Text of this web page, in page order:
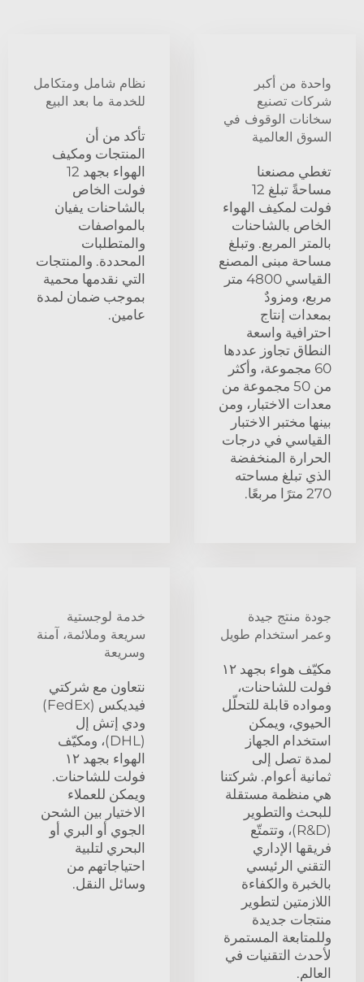
واحدة من أكبر
شركات تصنيع
سخانات الوقوف في
السوق العالمية
تغطي مصنعنا
مساحةً تبلغ 12
فولت لمكيف الهواء
الخاص بالشاحنات
بالمتر المربع. وتبلغ
مساحة مبنى المصنع
القياسي 4800 متر
مربع، ومزودٌ
بمعدات إنتاج
احترافية واسعة
النطاق تجاوز عددها
60 مجموعة، وأكثر
من 50 مجموعة من
معدات الاختبار، ومن
بينها مختبر الاختبار
القياسي في درجات
الحرارة المنخفضة
الذي تبلغ مساحته
270 مترًا مربعًا.
نظام شامل ومتكامل
للخدمة ما بعد البيع
تأكد من أن
المنتجات ومكيف
الهواء بجهد 12
فولت الخاص
بالشاحنات يفيان
بالمواصفات
والمتطلبات
المحددة. والمنتجات
التي نقدمها محمية
بموجب ضمان لمدة
عامين.
جودة منتج جيدة
وعمر استخدام طويل
مكيّف هواء بجهد ١٢
فولت للشاحنات،
ومواده قابلة للتحلّل
الحيوي، ويمكن
استخدام الجهاز
لمدة تصل إلى
ثمانية أعوام. شركتنا
هي منظمة مستقلة
للبحث والتطوير
(R&D)، وتتمتّع
فريقها الإداري
التقني الرئيسي
بالخبرة والكفاءة
اللازمتين لتطوير
منتجات جديدة
وللمتابعة المستمرة
لأحدث التقنيات في
العالم.
خدمة لوجستية
سريعة وملائمة، آمنة
وسريعة
نتعاون مع شركتي
فيديكس (FedEx)
ودي إتش إل
(DHL)، ومكيّف
الهواء بجهد ١٢
فولت للشاحنات.
ويمكن للعملاء
الاختيار بين الشحن
الجوي أو البري أو
البحري لتلبية
احتياجاتهم من
وسائل النقل.